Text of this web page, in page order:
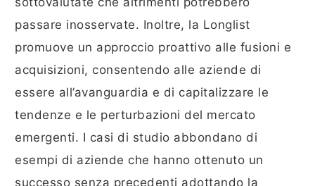
passare inosservate. Inoltre, la Longlist
promuove un approccio proattivo alle fusioni e
acquisizioni, consentendo alle aziende di
essere all’avanguardia e di capitalizzare le
tendenze e le perturbazioni del mercato
emergenti. I casi di studio abbondano di
esempi di aziende che hanno ottenuto un
successo senza precedenti adottando la